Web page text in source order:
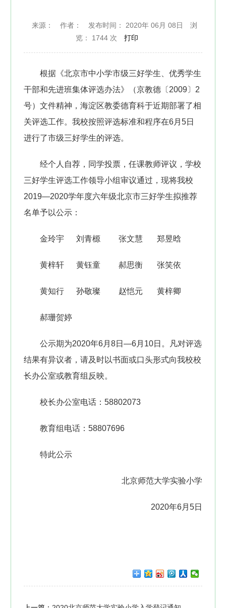
来源： 作者： 发布时间： 2020年 06月 08日
浏
览： 1744 次 打印
根据《北京市中小学市级三好学生、优秀学生
干部和先进班集体评选办法》（京教德〔2009〕2
号）文件精神，海淀区教委德育科于近期部署了相
关评选工作。我校按照评选标准和程序在6月5日
进行了市级三好学生的评选。
经个人自荐，同学投票，任课教师评议，学校
三好学生评选工作领导小组审议通过，现将我校
2019—2020学年度六年级北京市三好学生拟推荐
名单予以公示：
金玲宇 刘青榞 张文慧 郑昱晗
黄梓轩 黄钰童 郝思衡 张笑依
黄知行 孙敬璨 赵恺元 黄梓卿
郝珊贺婷
公示期为2020年6月8日—6月10日。凡对评选
结果有异议者，请及时以书面或口头形式向我校校
长办公室或教育组反映。
校长办公室电话：58802073
教育组电话：58807696
特此公示
北京师范大学实验小学
2020年6月5日